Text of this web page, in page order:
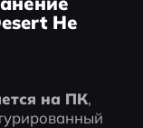
Не
на ПК,